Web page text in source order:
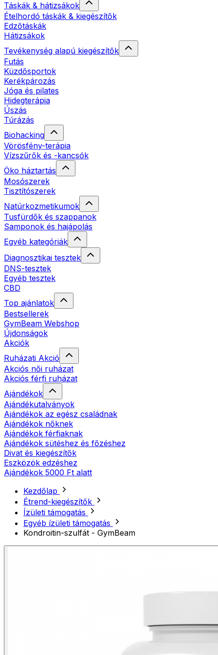
Táskák & hátizsákok
Ételhordó táskák & kiegészítők
Edzőtáskák
Hátizsákok
Tevékenység alapú kiegészítők
Futás
Küzdősportok
Kerékpározás
Jóga és pilates
Hidegterápia
Úszás
Túrázás
Biohacking
Vörösfény-terápia
Vízszűrők és -kancsók
Öko háztartás
Mosószerek
Tisztítószerek
Natúrkozmetikumok
Tusfürdők és szappanok
Samponok és hajápolás
Egyéb kategóriák
Diagnosztikai tesztek
DNS-tesztek
Egyéb tesztek
CBD
Top ajánlatok
Bestsellerek
GymBeam Webshop
Újdonságok
Akciók
Ruházati Akció
Akciós női ruházat
Akciós férfi ruházat
Ajándékok
Ajándékutalványok
Ajándékok az egész családnak
Ajándékok nőknek
Ajándékok férfiaknak
Ajándékok sütéshez és főzéshez
Divat és kiegészítők
Eszközök edzéshez
Ajándékok 5000 Ft alatt
Kezdőlap
Étrend-kiegészítők
Ízületi támogatás
Egyéb ízületi támogatás
Kondroitin-szulfát - GymBeam